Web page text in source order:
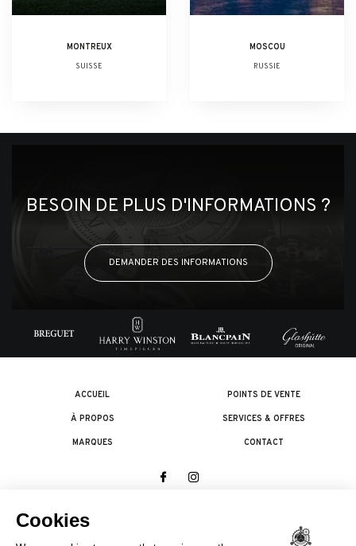
MONTREUX
SUISSE
MOSCOU
RUSSIE
BESOIN DE PLUS D'INFORMATIONS ?
DEMANDER DES INFORMATIONS
ACCUEIL
À PROPOS
MARQUES
POINTS DE VENTE
SERVICES & OFFRES
CONTACT